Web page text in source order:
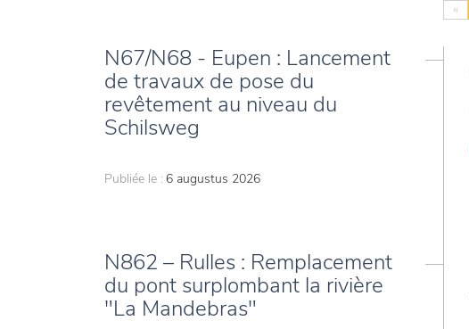
«
N67/N68 - Eupen : Lancement
de travaux de pose du
revêtement au niveau du
Schilsweg
Publiée le : 6 augustus 2026
N862 – Rulles : Remplacement
du pont surplombant la rivière
"La Mandebras"